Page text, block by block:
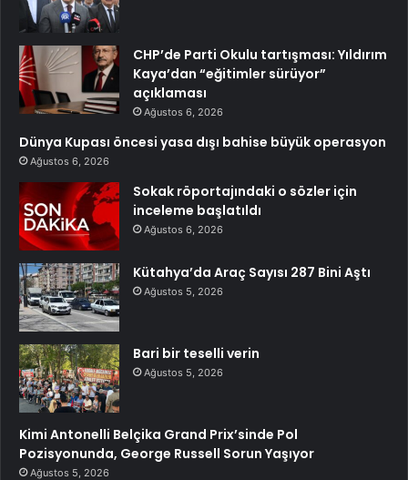
CHP’de Parti Okulu tartışması: Yıldırım
Kaya’dan “eğitimler sürüyor”
açıklaması
Ağustos 6, 2026
Dünya Kupası öncesi yasa dışı bahise büyük operasyon
Ağustos 6, 2026
Sokak röportajındaki o sözler için
inceleme başlatıldı
Ağustos 6, 2026
Kütahya’da Araç Sayısı 287 Bini Aştı
Ağustos 5, 2026
Bari bir teselli verin
Ağustos 5, 2026
Kimi Antonelli Belçika Grand Prix’sinde Pol
Pozisyonunda, George Russell Sorun Yaşıyor
Ağustos 5, 2026